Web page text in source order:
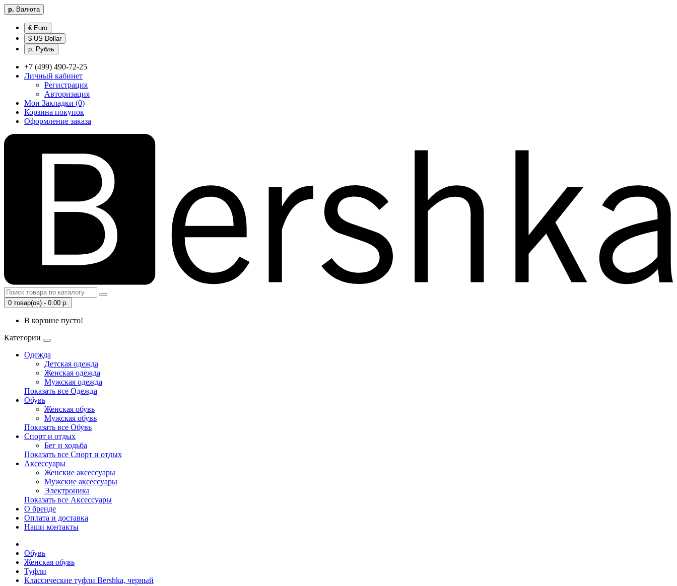
р. Валюта
€ Euro
$ US Dollar
р. Рубль
+7 (499) 490-72-25
Личный кабинет
Регистрация
Авторизация
Мои Закладки (0)
Корзина покупок
Оформление заказа
0 товар(ов) - 0.00 р.
В корзине пусто!
Категории
Одежда
Детская одежда
Женская одежда
Мужская одежда
Показать все Одежда
Обувь
Женская обувь
Мужская обувь
Показать все Обувь
Спорт и отдых
Бег и ходьба
Показать все Спорт и отдых
Аксессуары
Женские аксессуары
Мужские аксессуары
Электроника
Показать все Аксессуары
О бренде
Оплата и доставка
Наши контакты
Обувь
Женская обувь
Туфли
Классические туфли Bershka, черный